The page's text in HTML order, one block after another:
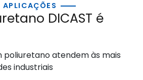
APLICAÇÕES
DICAST é
poliuretano atendem às mais
industriais